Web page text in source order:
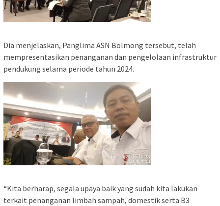
Dia menjelaskan, Panglima ASN Bolmong tersebut, telah
mempresentasikan penanganan dan pengelolaan infrastruktur
pendukung selama periode tahun 2024.
“Kita berharap, segala upaya baik yang sudah kita lakukan
terkait penanganan limbah sampah, domestik serta B3